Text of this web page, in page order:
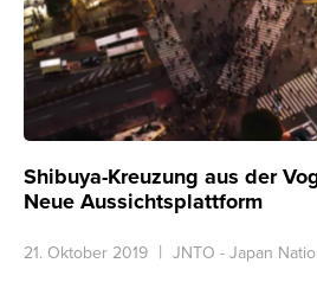
Shibuya-Kreuzung aus der
Neue Aussichtsplattform
21. Oktober 2019 JNTO - Japan